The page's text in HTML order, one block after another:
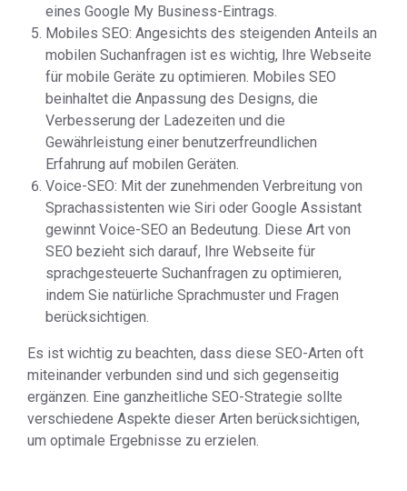
eines Google My Business-Eintrags.
Mobiles SEO: Angesichts des steigenden Anteils an
mobilen Suchanfragen ist es wichtig, Ihre Webseite
für mobile Geräte zu optimieren. Mobiles SEO
beinhaltet die Anpassung des Designs, die
Verbesserung der Ladezeiten und die
Gewährleistung einer benutzerfreundlichen
Erfahrung auf mobilen Geräten.
Voice-SEO: Mit der zunehmenden Verbreitung von
Sprachassistenten wie Siri oder Google Assistant
gewinnt Voice-SEO an Bedeutung. Diese Art von
SEO bezieht sich darauf, Ihre Webseite für
sprachgesteuerte Suchanfragen zu optimieren,
indem Sie natürliche Sprachmuster und Fragen
berücksichtigen.
Es ist wichtig zu beachten, dass diese SEO-Arten oft
miteinander verbunden sind und sich gegenseitig
ergänzen. Eine ganzheitliche SEO-Strategie sollte
verschiedene Aspekte dieser Arten berücksichtigen,
um optimale Ergebnisse zu erzielen.